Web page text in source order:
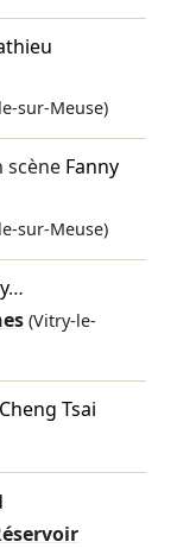
sur-Meuse)
scène Fanny
sur-Meuse)
…
(Vitry-le-
Tsai